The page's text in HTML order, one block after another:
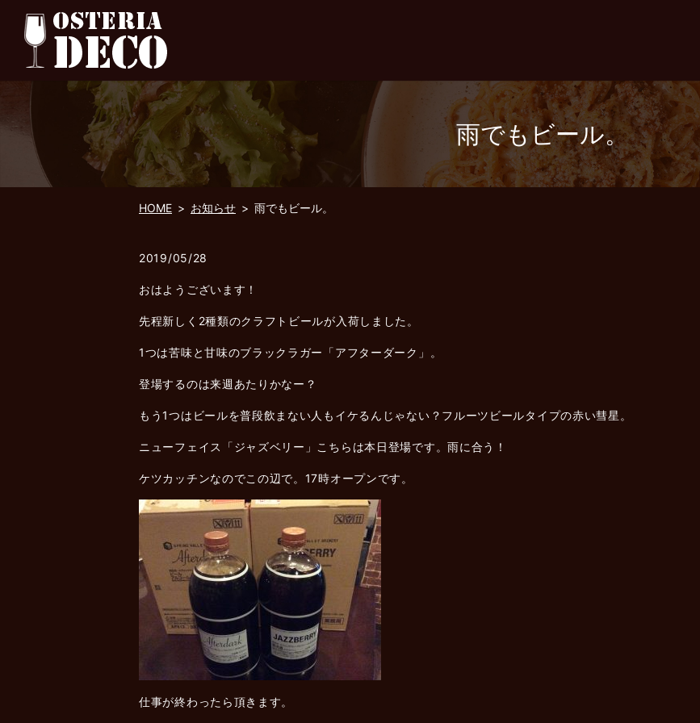
雨でもビール。
HOME お知らせ 雨でもビール。
2019/05/28
おはようございます！
先程新しく2種類のクラフトビールが入荷しました。
1つは苦味と甘味のブラックラガー「アフターダーク」。
登場するのは来週あたりかなー？
もう1つはビールを普段飲まない人もイケるんじゃない？フルーツビールタイプの赤い彗星。
ニューフェイス「ジャズベリー」こちらは本日登場です。雨に合う！
ケツカッチンなのでこの辺で。17時オープンです。
仕事が終わったら頂きます。